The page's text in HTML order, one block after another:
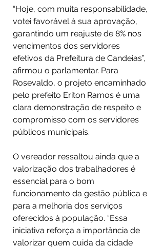
“Hoje, com muita responsabilidade,
votei favorável à sua aprovação,
garantindo um reajuste de 8% nos
vencimentos dos servidores
efetivos da Prefeitura de Candeias”,
afirmou o parlamentar. Para
Rosevaldo, o projeto encaminhado
pelo prefeito Eriton Ramos é uma
clara demonstração de respeito e
compromisso com os servidores
públicos municipais.
O vereador ressaltou ainda que a
valorização dos trabalhadores é
essencial para o bom
funcionamento da gestão pública e
para a melhoria dos serviços
oferecidos à população. “Essa
iniciativa reforça a importância de
valorizar quem cuida da cidade